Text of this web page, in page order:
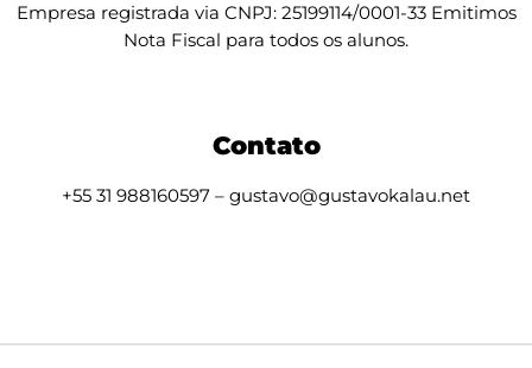
Empresa registrada via CNPJ: 25199114/0001-33 Emitimos
Nota Fiscal para todos os alunos.
Contato
+55 31 988160597 – gustavo@gustavokalau.net